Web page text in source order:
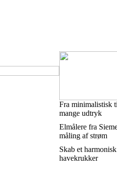
Fra minimalistisk
mange udtryk
Elmålere fra
måling af strøm
Skab et
havekrukker